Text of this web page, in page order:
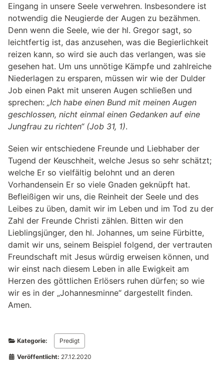
Eingang in unsere Seele verwehren. Insbesondere ist
notwendig die Neugierde der Augen zu bezähmen.
Denn wenn die Seele, wie der hl. Gregor sagt, so
leichtfertig ist, das anzusehen, was die Begierlichkeit
reizen kann, so wird sie auch das verlangen, was sie
gesehen hat. Um uns unnötige Kämpfe und zahlreiche
Niederlagen zu ersparen, müssen wir wie der Dulder
Job einen Pakt mit unseren Augen schließen und
sprechen: „Ich habe einen Bund mit meinen Augen
geschlossen, nicht einmal einen Gedanken auf eine
Jungfrau zu richten“ (Job 31, 1).
Seien wir entschiedene Freunde und Liebhaber der
Tugend der Keuschheit, welche Jesus so sehr schätzt;
welche Er so vielfältig belohnt und an deren
Vorhandensein Er so viele Gnaden geknüpft hat.
Befleißigen wir uns, die Reinheit der Seele und des
Leibes zu üben, damit wir im Leben und im Tod zu der
Zahl der Freunde Christi zählen. Bitten wir den
Lieblingsjünger, den hl. Johannes, um seine Fürbitte,
damit wir uns, seinem Beispiel folgend, der vertrauten
Freundschaft mit Jesus würdig erweisen können, und
wir einst nach diesem Leben in alle Ewigkeit am
Herzen des göttlichen Erlösers ruhen dürfen; so wie
wir es in der „Johannesminne“ dargestellt finden.
Amen.
Kategorie: Predigt
Veröffentlicht: 27.12.2020